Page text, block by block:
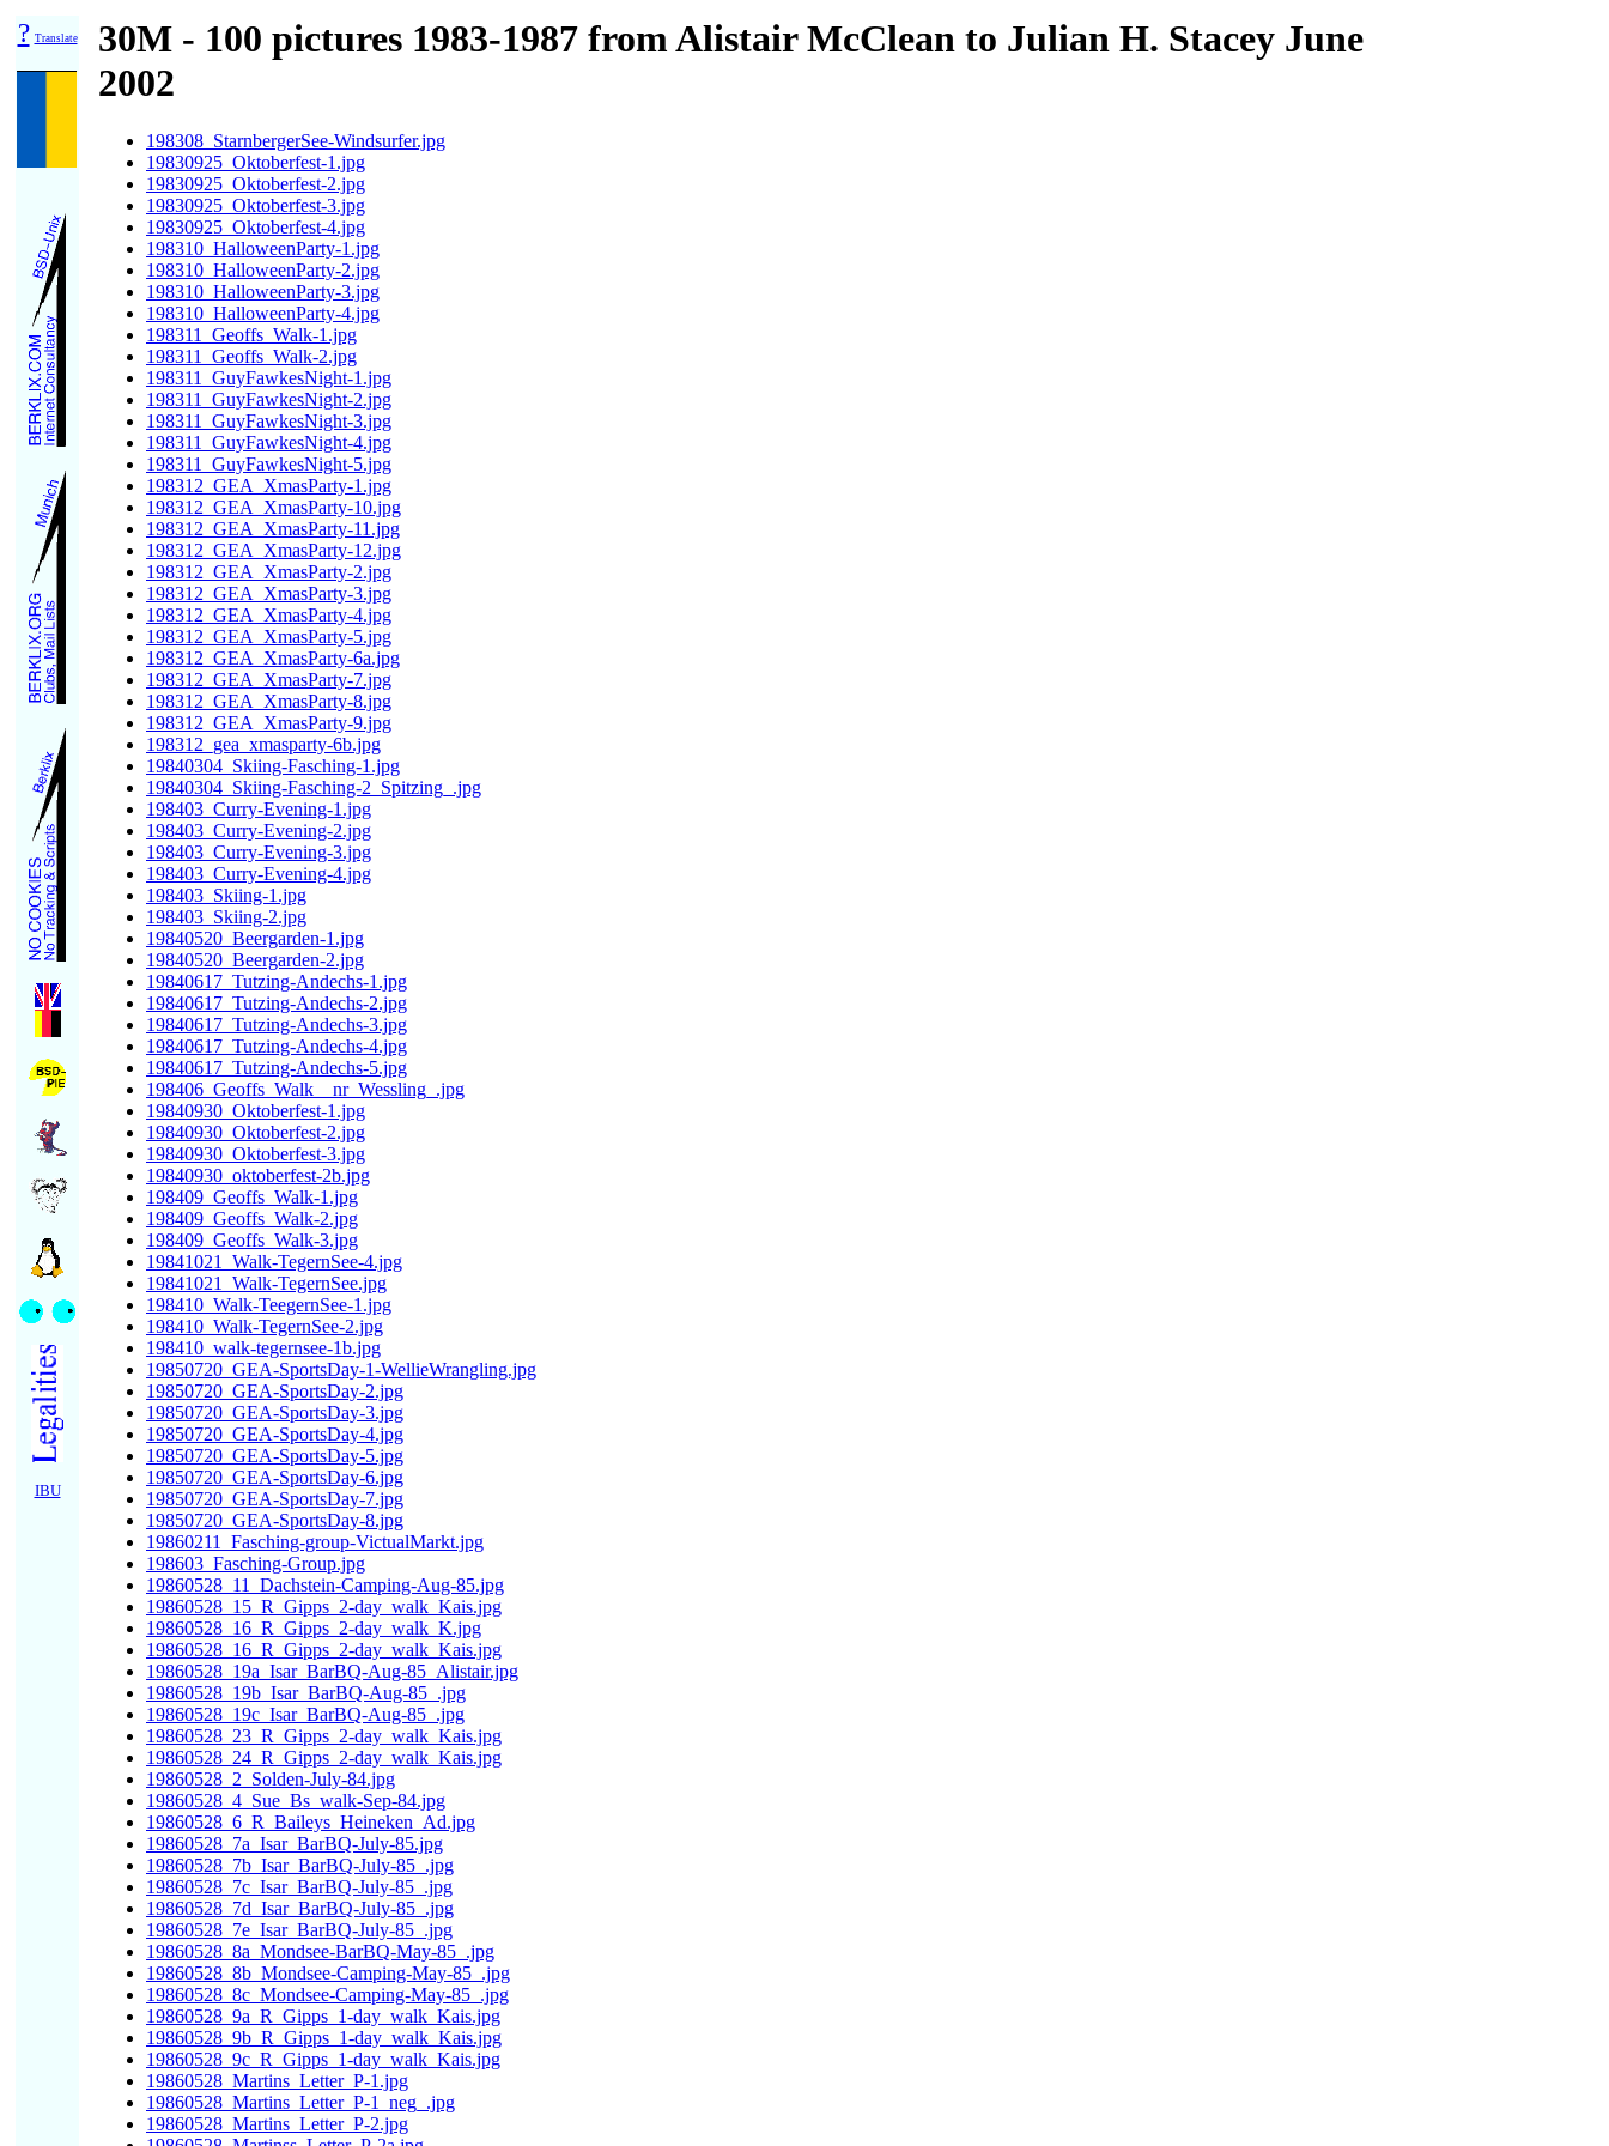
? Translate
IBU
30M - 100 pictures 1983-1987 from Alistair McClean to Julian H. Stacey June
2002
198308_StarnbergerSee-Windsurfer.jpg
19830925_Oktoberfest-1.jpg
19830925_Oktoberfest-2.jpg
19830925_Oktoberfest-3.jpg
19830925_Oktoberfest-4.jpg
198310_HalloweenParty-1.jpg
198310_HalloweenParty-2.jpg
198310_HalloweenParty-3.jpg
198310_HalloweenParty-4.jpg
198311_Geoffs_Walk-1.jpg
198311_Geoffs_Walk-2.jpg
198311_GuyFawkesNight-1.jpg
198311_GuyFawkesNight-2.jpg
198311_GuyFawkesNight-3.jpg
198311_GuyFawkesNight-4.jpg
198311_GuyFawkesNight-5.jpg
198312_GEA_XmasParty-1.jpg
198312_GEA_XmasParty-10.jpg
198312_GEA_XmasParty-11.jpg
198312_GEA_XmasParty-12.jpg
198312_GEA_XmasParty-2.jpg
198312_GEA_XmasParty-3.jpg
198312_GEA_XmasParty-4.jpg
198312_GEA_XmasParty-5.jpg
198312_GEA_XmasParty-6a.jpg
198312_GEA_XmasParty-7.jpg
198312_GEA_XmasParty-8.jpg
198312_GEA_XmasParty-9.jpg
198312_gea_xmasparty-6b.jpg
19840304_Skiing-Fasching-1.jpg
19840304_Skiing-Fasching-2_Spitzing_.jpg
198403_Curry-Evening-1.jpg
198403_Curry-Evening-2.jpg
198403_Curry-Evening-3.jpg
198403_Curry-Evening-4.jpg
198403_Skiing-1.jpg
198403_Skiing-2.jpg
19840520_Beergarden-1.jpg
19840520_Beergarden-2.jpg
19840617_Tutzing-Andechs-1.jpg
19840617_Tutzing-Andechs-2.jpg
19840617_Tutzing-Andechs-3.jpg
19840617_Tutzing-Andechs-4.jpg
19840617_Tutzing-Andechs-5.jpg
198406_Geoffs_Walk__nr_Wessling_.jpg
19840930_Oktoberfest-1.jpg
19840930_Oktoberfest-2.jpg
19840930_Oktoberfest-3.jpg
19840930_oktoberfest-2b.jpg
198409_Geoffs_Walk-1.jpg
198409_Geoffs_Walk-2.jpg
198409_Geoffs_Walk-3.jpg
19841021_Walk-TegernSee-4.jpg
19841021_Walk-TegernSee.jpg
198410_Walk-TeegernSee-1.jpg
198410_Walk-TegernSee-2.jpg
198410_walk-tegernsee-1b.jpg
19850720_GEA-SportsDay-1-WellieWrangling.jpg
19850720_GEA-SportsDay-2.jpg
19850720_GEA-SportsDay-3.jpg
19850720_GEA-SportsDay-4.jpg
19850720_GEA-SportsDay-5.jpg
19850720_GEA-SportsDay-6.jpg
19850720_GEA-SportsDay-7.jpg
19850720_GEA-SportsDay-8.jpg
19860211_Fasching-group-VictualMarkt.jpg
198603_Fasching-Group.jpg
19860528_11_Dachstein-Camping-Aug-85.jpg
19860528_15_R_Gipps_2-day_walk_Kais.jpg
19860528_16_R_Gipps_2-day_walk_K.jpg
19860528_16_R_Gipps_2-day_walk_Kais.jpg
19860528_19a_Isar_BarBQ-Aug-85_Alistair.jpg
19860528_19b_Isar_BarBQ-Aug-85_.jpg
19860528_19c_Isar_BarBQ-Aug-85_.jpg
19860528_23_R_Gipps_2-day_walk_Kais.jpg
19860528_24_R_Gipps_2-day_walk_Kais.jpg
19860528_2_Solden-July-84.jpg
19860528_4_Sue_Bs_walk-Sep-84.jpg
19860528_6_R_Baileys_Heineken_Ad.jpg
19860528_7a_Isar_BarBQ-July-85.jpg
19860528_7b_Isar_BarBQ-July-85_.jpg
19860528_7c_Isar_BarBQ-July-85_.jpg
19860528_7d_Isar_BarBQ-July-85_.jpg
19860528_7e_Isar_BarBQ-July-85_.jpg
19860528_8a_Mondsee-BarBQ-May-85_.jpg
19860528_8b_Mondsee-Camping-May-85_.jpg
19860528_8c_Mondsee-Camping-May-85_.jpg
19860528_9a_R_Gipps_1-day_walk_Kais.jpg
19860528_9b_R_Gipps_1-day_walk_Kais.jpg
19860528_9c_R_Gipps_1-day_walk_Kais.jpg
19860528_Martins_Letter_P-1.jpg
19860528_Martins_Letter_P-1_neg_.jpg
19860528_Martins_Letter_P-2.jpg